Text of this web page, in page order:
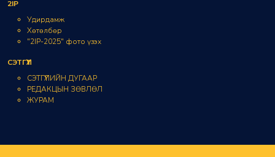
2IP
Удирдамж
Хөтөлбөр
"2IP-2025" фото үзэх
СЭТГҮҮЛ
СЭТГҮҮЛИЙН ДУГААР
РЕДАКЦЫН ЗӨВЛӨЛ
ЖУРАМ